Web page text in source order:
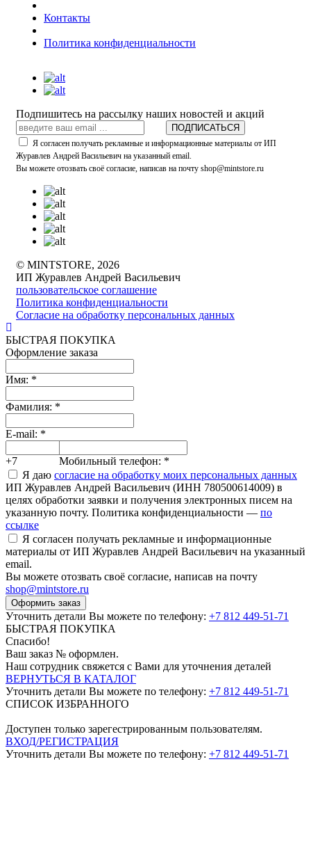
Контакты
Политика конфиденциальности
Подпишитесь на рассылку наших новостей и акций
ПОДПИСАТЬСЯ
Я согласен получать рекламные и информационные материалы от ИП
Журавлев Андрей Васильевич на указанный email.
Вы можете отозвать своё согласие, написав на почту shop@mintstore.ru
© MINTSTORE, 2026
ИП Журавлев Андрей Васильевич
пользовательское соглашение
Политика конфиденциальности
Согласие на обработку персональных данных
БЫСТРАЯ ПОКУПКА
Оформление заказа
Имя: *
Фамилия: *
E-mail: *
+7 Мобильный телефон: *
Я даю согласие на обработку моих персональных данных
ИП Журавлев Андрей Васильевич (ИНН 780500614009) в
целях обработки заявки и получения электронных писем на
указанную почту. Политика конфиденциальности — по
ссылке
Я согласен получать рекламные и информационные
материалы от ИП Журавлев Андрей Васильевич на указанный
email.
Вы можете отозвать своё согласие, написав на почту
shop@mintstore.ru
Оформить заказ
Уточнить детали Вы можете по телефону: +7 812 449-51-71
БЫСТРАЯ ПОКУПКА
Спасибо!
Ваш заказ № оформлен.
Наш сотрудник свяжется с Вами для уточнения деталей
ВЕРНУТЬСЯ В КАТАЛОГ
Уточнить детали Вы можете по телефону: +7 812 449-51-71
СПИСОК ИЗБРАННОГО
Доступен только зарегестрированным пользователям.
ВХОД/РЕГИСТРАЦИЯ
Уточнить детали Вы можете по телефону: +7 812 449-51-71